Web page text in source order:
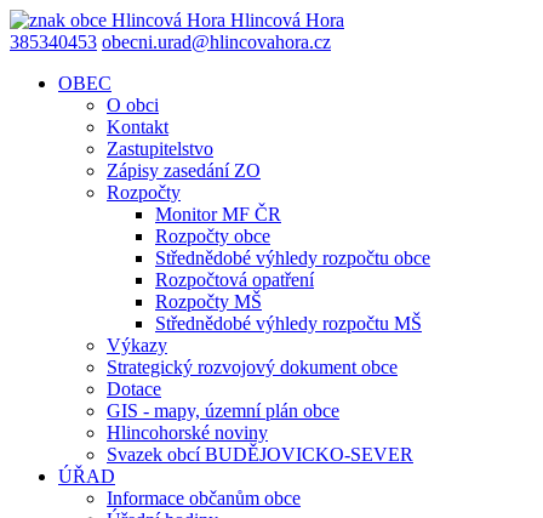
Hlincová Hora
385340453 obecni.urad@hlincovahora.cz
OBEC
O obci
Kontakt
Zastupitelstvo
Zápisy zasedání ZO
Rozpočty
Monitor MF ČR
Rozpočty obce
Střednědobé výhledy rozpočtu obce
Rozpočtová opatření
Rozpočty MŠ
Střednědobé výhledy rozpočtu MŠ
Výkazy
Strategický rozvojový dokument obce
Dotace
GIS - mapy, územní plán obce
Hlincohorské noviny
Svazek obcí BUDĚJOVICKO-SEVER
ÚŘAD
Informace občanům obce